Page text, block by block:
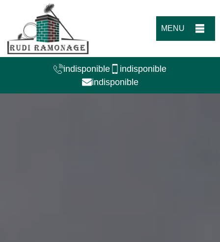
MENU
indisponible
indisponible
indisponible